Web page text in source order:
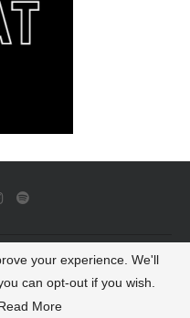
Rights Reserved
your experience. We'll
can opt-out if you wish.
More